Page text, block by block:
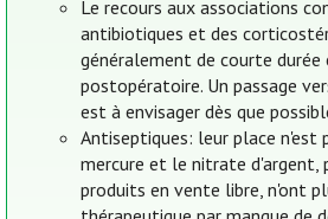
Le recours aux associations
antibiotiques et des
généralement de courte
postopératoire. Un passage
est à envisager dès que
Antiseptiques: leur place n'est
mercure et le nitrate d'argent,
produits en vente libre, n'ont